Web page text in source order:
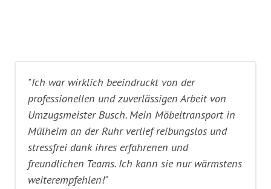
"Ich war wirklich beeindruckt von der
professionellen und zuverlässigen Arbeit von
Umzugsmeister Busch. Mein Möbeltransport in
Mülheim an der Ruhr verlief reibungslos und
stressfrei dank ihres erfahrenen und
freundlichen Teams. Ich kann sie nur wärmstens
weiterempfehlen!"